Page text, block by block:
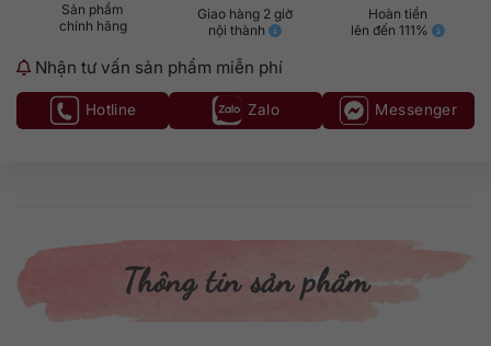
Sản phẩm
chính hãng
Giao hàng 2 giờ
nội thành
Hoàn tiền
lên đến 111%
Nhận tư vấn sản phẩm miễn phí
Hotline Zalo Messenger
Thông tin sản phẩm